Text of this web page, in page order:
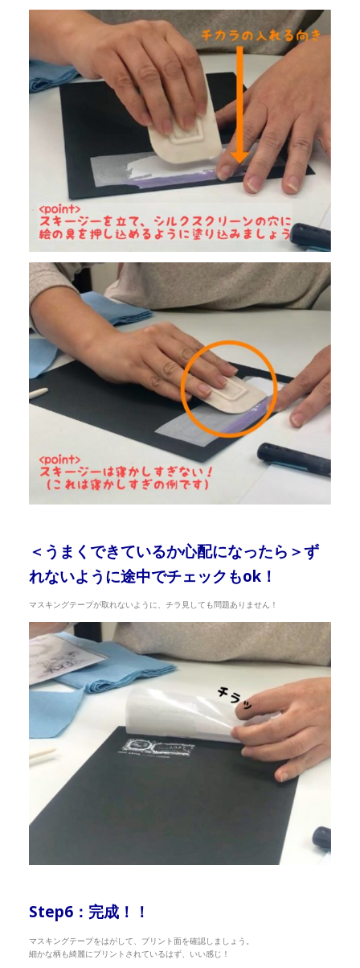
＜うまくできているか心配になったら＞ず
れないように途中でチェックもok！
マスキングテープが取れないように、チラ見しても問題ありません！
Step6：完成！！
マスキングテープをはがして、プリント面を確認しましょう。
細かな柄も綺麗にプリントされているはず、いい感じ！